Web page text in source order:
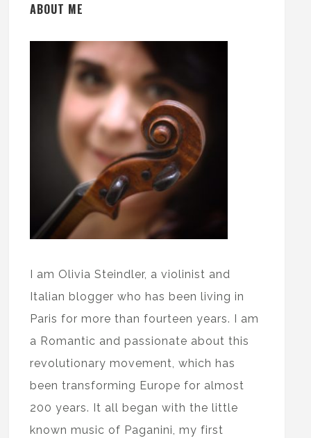
ABOUT ME
I am Olivia Steindler, a violinist and
Italian blogger who has been living in
Paris for more than fourteen years. I am
a Romantic and passionate about this
revolutionary movement, which has
been transforming Europe for almost
200 years. It all began with the little
known music of Paganini, my first